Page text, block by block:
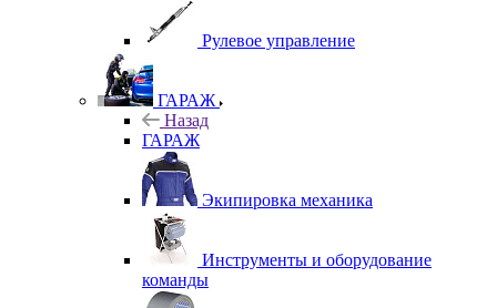
Рулевое управление
ГАРАЖ
Назад
ГАРАЖ
Экипировка механика
Инструменты и оборудование
команды